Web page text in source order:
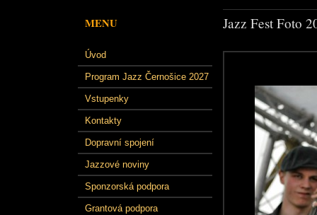
MENU
Úvod
Program Jazz Černošice 2027
Vstupenky
Kontakty
Dopravní spojení
Jazzové noviny
Sponzorská podpora
Grantová podpora
Jazz Fest Foto